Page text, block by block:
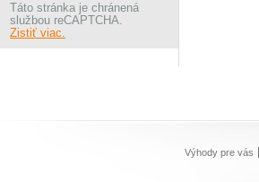
Táto stránka je chránená
službou reCAPTCHA.
Zistiť viac.
Výhody pre vás